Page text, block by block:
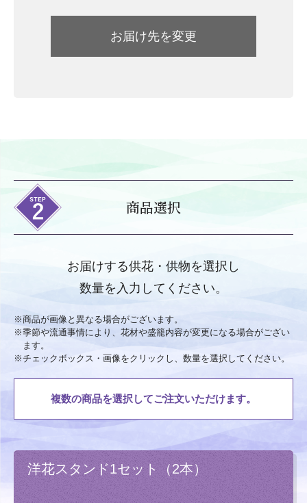
お届け先を変更
商品選択
お届けする供花・供物を選択し
数量を入力してください。
※商品が画像と異なる場合がございます。
※季節や流通事情により、花材や盛籠内容が変更になる場合がござい
ます。
※チェックボックス・画像をクリックし、数量を選択してください。
複数の商品を選択してご注文いただけます。
洋花スタンド1セット（2本）